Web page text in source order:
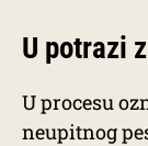
U potrazi
U procesu
neupitnog